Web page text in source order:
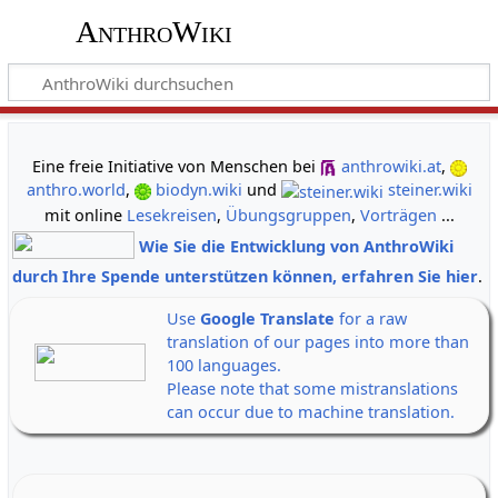
AnthroWiki
Eine freie Initiative von Menschen bei anthrowiki.at,
anthro.world, biodyn.wiki und
steiner.wiki
mit online Lesekreisen, Übungsgruppen, Vorträgen ...
Wie Sie die Entwicklung von AnthroWiki
durch Ihre Spende unterstützen können, erfahren Sie hier.
Use Google Translate for a raw
translation of our pages into more than
100 languages.
Please note that some mistranslations
can occur due to machine translation.